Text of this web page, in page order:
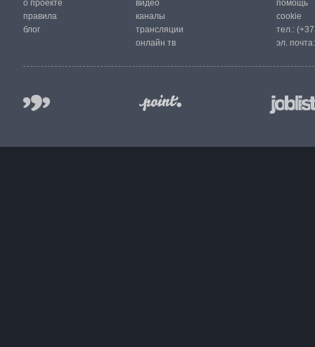
о проекте
правила
блог
видео
каналы
трансляции
онлайн тв
помощь
cookie
тел.:
эл.